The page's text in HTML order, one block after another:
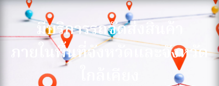
มีบริการรถจัดส่งสินค้า
ภายในพื้นที่จังหวัดและจังหวัด